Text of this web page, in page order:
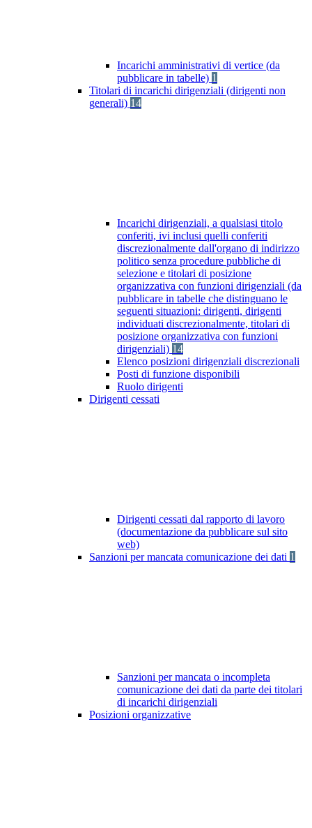
Incarichi amministrativi di vertice (da
pubblicare in tabelle) 1
Titolari di incarichi dirigenziali (dirigenti non
generali) 14
Incarichi dirigenziali, a qualsiasi titolo
conferiti, ivi inclusi quelli conferiti
discrezionalmente dall'organo di indirizzo
politico senza procedure pubbliche di
selezione e titolari di posizione
organizzativa con funzioni dirigenziali (da
pubblicare in tabelle che distinguano le
seguenti situazioni: dirigenti, dirigenti
individuati discrezionalmente, titolari di
posizione organizzativa con funzioni
dirigenziali) 14
Elenco posizioni dirigenziali discrezionali
Posti di funzione disponibili
Ruolo dirigenti
Dirigenti cessati
Dirigenti cessati dal rapporto di lavoro
(documentazione da pubblicare sul sito
web)
Sanzioni per mancata comunicazione dei dati 1
Sanzioni per mancata o incompleta
comunicazione dei dati da parte dei titolari
di incarichi dirigenziali
Posizioni organizzative